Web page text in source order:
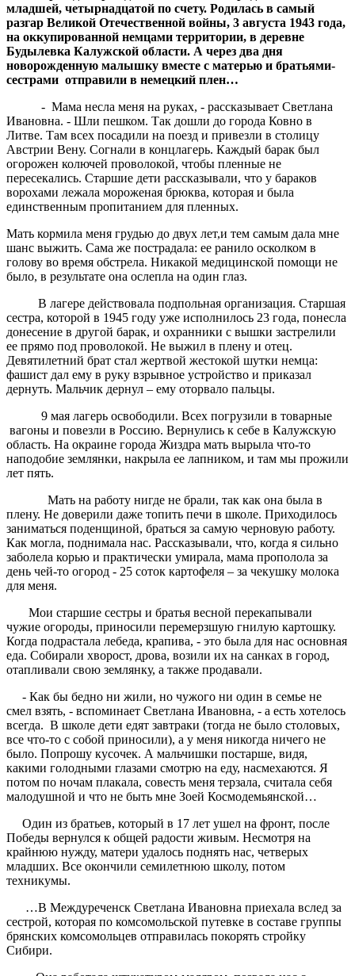
младшей, четырнадцатой по счету. Родилась в самый
разгар Великой Отечественной войны, 3 августа 1943 года,
на оккупированной немцами территории, в деревне
Будылевка Калужской области. А через два дня
новорожденную малышку вместе с матерью и братьями-
сестрами отправили в немецкий плен…
- Мама несла меня на руках, - рассказывает Светлана
Ивановна. - Шли пешком. Так дошли до города Ковно в
Литве. Там всех посадили на поезд и привезли в столицу
Австрии Вену. Согнали в концлагерь. Каждый барак был
огорожен колючей проволокой, чтобы пленные не
пересекались. Старшие дети рассказывали, что у бараков
ворохами лежала мороженая брюква, которая и была
единственным пропитанием для пленных.
Мать кормила меня грудью до двух лет,и тем самым дала мне
шанс выжить. Сама же пострадала: ее ранило осколком в
голову во время обстрела. Никакой медицинской помощи не
было, в результате она ослепла на один глаз.
В лагере действовала подпольная организация. Старшая
сестра, которой в 1945 году уже исполнилось 23 года, понесла
донесение в другой барак, и охранники с вышки застрелили
ее прямо под проволокой. Не выжил в плену и отец.
Девятилетний брат стал жертвой жестокой шутки немца:
фашист дал ему в руку взрывное устройство и приказал
дернуть. Мальчик дернул – ему оторвало пальцы.
9 мая лагерь освободили. Всех погрузили в товарные
вагоны и повезли в Россию. Вернулись к себе в Калужскую
область. На окраине города Жиздра мать вырыла что-то
наподобие землянки, накрыла ее лапником, и там мы прожили
лет пять.
Мать на работу нигде не брали, так как она была в
плену. Не доверили даже топить печи в школе. Приходилось
заниматься поденщиной, браться за самую черновую работу.
Как могла, поднимала нас. Рассказывали, что, когда я сильно
заболела корью и практически умирала, мама прополола за
день чей-то огород - 25 соток картофеля – за чекушку молока
для меня.
Мои старшие сестры и братья весной перекапывали
чужие огороды, приносили перемерзшую гнилую картошку.
Когда подрастала лебеда, крапива, - это была для нас основная
еда. Собирали хворост, дрова, возили их на санках в город,
отапливали свою землянку, а также продавали.
- Как бы бедно ни жили, но чужого ни один в семье не
смел взять, - вспоминает Светлана Ивановна, - а есть хотелось
всегда. В школе дети едят завтраки (тогда не было столовых,
все что-то с собой приносили), а у меня никогда ничего не
было. Попрошу кусочек. А мальчишки постарше, видя,
какими голодными глазами смотрю на еду, насмехаются. Я
потом по ночам плакала, совесть меня терзала, считала себя
малодушной и что не быть мне Зоей Космодемьянской…
Один из братьев, который в 17 лет ушел на фронт, после
Победы вернулся к общей радости живым. Несмотря на
крайнюю нужду, матери удалось поднять нас, четверых
младших. Все окончили семилетнюю школу, потом
техникумы.
…В Междуреченск Светлана Ивановна приехала вслед за
сестрой, которая по комсомольской путевке в составе группы
брянских комсомольцев отправилась покорять стройку
Сибири.